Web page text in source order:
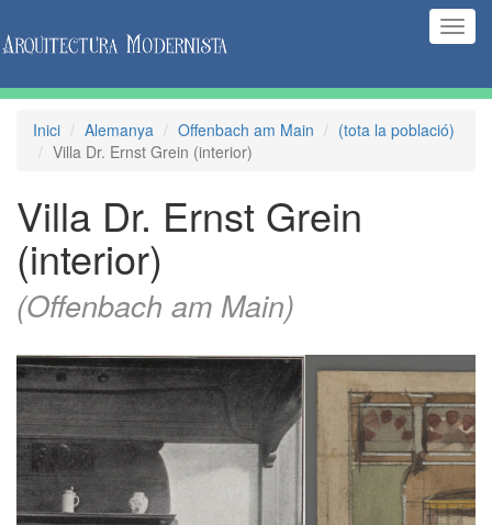
Inici Alemanya Offenbach am Main
(tota la població)
Villa Dr. Ernst Grein (interior)
Villa Dr. Ernst Grein
(interior)
(Offenbach am Main)